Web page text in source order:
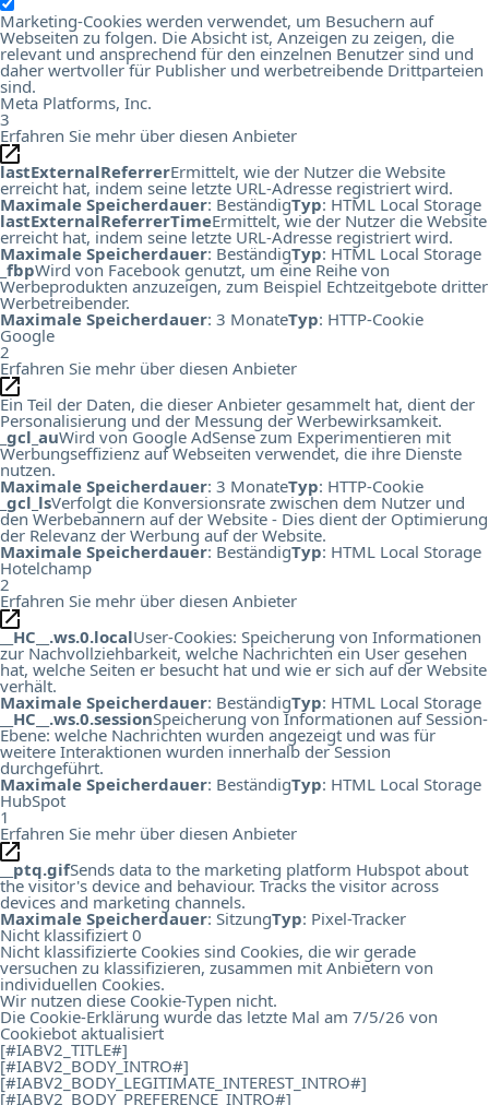
Marketing-Cookies werden verwendet, um Besuchern auf
Webseiten zu folgen. Die Absicht ist, Anzeigen zu zeigen, die
relevant und ansprechend für den einzelnen Benutzer sind und
daher wertvoller für Publisher und werbetreibende Drittparteien
sind.
Meta Platforms, Inc.
3
Erfahren Sie mehr über diesen Anbieter
lastExternalReferrerErmittelt, wie der Nutzer die Website
erreicht hat, indem seine letzte URL-Adresse registriert wird.
Maximale Speicherdauer: BeständigTyp: HTML Local Storage
lastExternalReferrerTimeErmittelt, wie der Nutzer die Website
erreicht hat, indem seine letzte URL-Adresse registriert wird.
Maximale Speicherdauer: BeständigTyp: HTML Local Storage
_fbpWird von Facebook genutzt, um eine Reihe von
Werbeprodukten anzuzeigen, zum Beispiel Echtzeitgebote dritter
Werbetreibender.
Maximale Speicherdauer: 3 MonateTyp: HTTP-Cookie
Google
2
Erfahren Sie mehr über diesen Anbieter
Ein Teil der Daten, die dieser Anbieter gesammelt hat, dient der
Personalisierung und der Messung der Werbewirksamkeit.
_gcl_auWird von Google AdSense zum Experimentieren mit
Werbungseffizienz auf Webseiten verwendet, die ihre Dienste
nutzen.
Maximale Speicherdauer: 3 MonateTyp: HTTP-Cookie
_gcl_lsVerfolgt die Konversionsrate zwischen dem Nutzer und
den Werbebannern auf der Website - Dies dient der Optimierung
der Relevanz der Werbung auf der Website.
Maximale Speicherdauer: BeständigTyp: HTML Local Storage
Hotelchamp
2
Erfahren Sie mehr über diesen Anbieter
__HC__.ws.0.localUser-Cookies: Speicherung von Informationen
zur Nachvollziehbarkeit, welche Nachrichten ein User gesehen
hat, welche Seiten er besucht hat und wie er sich auf der Website
verhält.
Maximale Speicherdauer: BeständigTyp: HTML Local Storage
__HC__.ws.0.sessionSpeicherung von Informationen auf Session-
Ebene: welche Nachrichten wurden angezeigt und was für
weitere Interaktionen wurden innerhalb der Session
durchgeführt.
Maximale Speicherdauer: BeständigTyp: HTML Local Storage
HubSpot
1
Erfahren Sie mehr über diesen Anbieter
__ptq.gifSends data to the marketing platform Hubspot about
the visitor's device and behaviour. Tracks the visitor across
devices and marketing channels.
Maximale Speicherdauer: SitzungTyp: Pixel-Tracker
Nicht klassifiziert 0
Nicht klassifizierte Cookies sind Cookies, die wir gerade
versuchen zu klassifizieren, zusammen mit Anbietern von
individuellen Cookies.
Wir nutzen diese Cookie-Typen nicht.
Die Cookie-Erklärung wurde das letzte Mal am 7/5/26 von
Cookiebot aktualisiert
[#IABV2_TITLE#]
[#IABV2_BODY_INTRO#]
[#IABV2_BODY_LEGITIMATE_INTEREST_INTRO#]
[#IABV2_BODY_PREFERENCE_INTRO#]